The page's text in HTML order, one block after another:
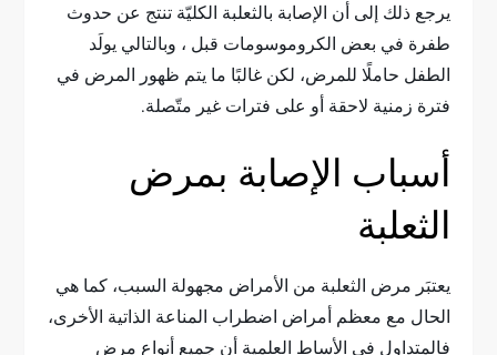
يرجع ذلك إلى أن الإصابة بالثعلبة الكليّة تنتج عن حدوث
طفرة في بعض الكروموسومات قبل ، وبالتالي يولَد
الطفل حاملًا للمرض، لكن غالبًا ما يتم ظهور المرض في
فترة زمنية لاحقة أو على فترات غير متّصلة.
أسباب الإصابة بمرض
الثعلبة
يعتبَر مرض الثعلبة من الأمراض مجهولة السبب، كما هي
الحال مع معظم أمراض اضطراب المناعة الذاتية الأخرى،
فالمتداول في الأساط العلمية أن جميع أنواع مرض